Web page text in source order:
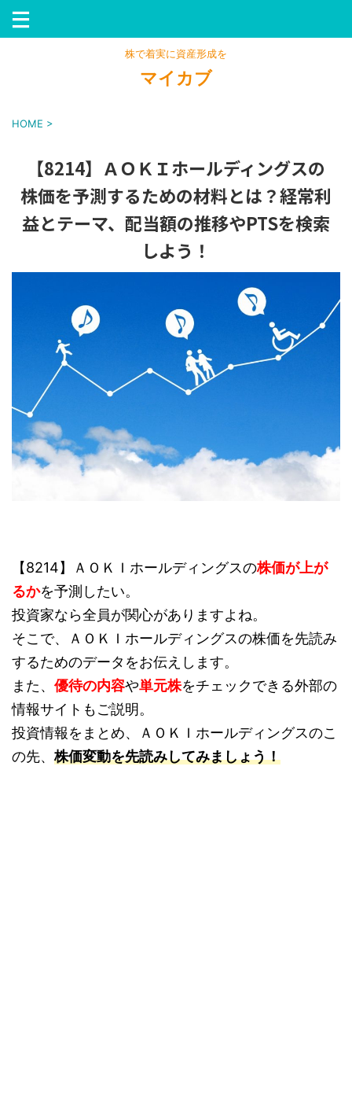
株で着実に資産形成を
マイカブ
HOME >
【8214】ＡＯＫＩホールディングスの
株価を予測するための材料とは？経常利
益とテーマ、配当額の推移やPTSを検索
しよう！
【8214】ＡＯＫＩホールディングスの株価が上が
るかを予測したい。
投資家なら全員が関心がありますよね。
そこで、ＡＯＫＩホールディングスの株価を先読み
するためのデータをお伝えします。
また、 優待の内容や単元株をチェックできる外部の
情報サイトもご説明。
投資情報をまとめ、ＡＯＫＩホールディングスのこ
の先、株価変動を先読みしてみましょう！